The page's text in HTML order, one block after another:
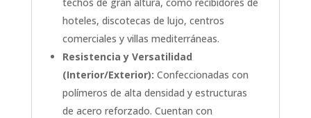
hoteles, discotecas de lujo, centros
comerciales y villas mediterráneas.
Resistencia y Versatilidad
(Interior/Exterior): Confeccionadas con
polímeros de alta densidad y estructuras
de acero reforzado. Cuentan con